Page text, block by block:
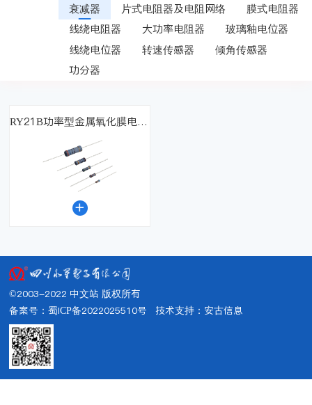
衰减器
片式电阻器及电阻网络
膜式电阻器
线绕电阻器
大功率电阻器
玻璃釉电位器
线绕电位器
转速传感器
倾角传感器
功分器
RY21B功率型金属氧化膜电阻器

©2003-2022 中文站 版权所有
备案号：蜀ICP备2022025510号 技术支持： 安古信息